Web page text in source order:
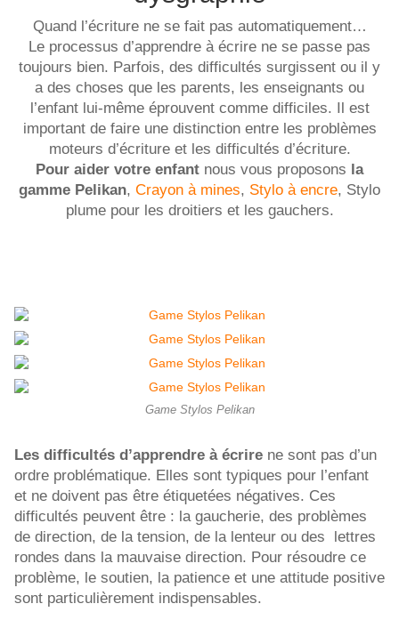
Quand l’écriture ne se fait pas automatiquement…
Le processus d’apprendre à écrire ne se passe pas
toujours bien. Parfois, des difficultés surgissent ou il y
a des choses que les parents, les enseignants ou
l’enfant lui-même éprouvent comme difficiles. Il est
important de faire une distinction entre les problèmes
moteurs d’écriture et les difficultés d’écriture.
Pour aider votre enfant nous vous proposons la
gamme Pelikan, Crayon à mines, Stylo à encre, Stylo
plume pour les droitiers et les gauchers.
Game Stylos Pelikan
Les difficultés d’apprendre à écrire ne sont pas d’un
ordre problématique. Elles sont typiques pour l’enfant
et ne doivent pas être étiquetées négatives. Ces
difficultés peuvent être : la gaucherie, des problèmes
de direction, de la tension, de la lenteur ou des
lettres
rondes dans la mauvaise direction. Pour résoudre ce
problème, le soutien, la patience et une attitude positive
sont particulièrement indispensables.